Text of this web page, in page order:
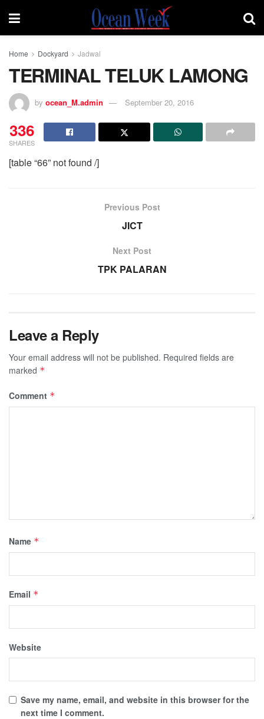
Home Dockyard Jadwal
TERMINAL TELUK LAMONG
by ocean_M.admin September 20, 2016
336
SHARES
[table “66” not found /]
Previous Post
JICT
Next Post
TPK PALARAN
Leave a Reply
Your email address will not be published. Required fields are
marked *
Comment *
Name *
Email *
Website
Save my name, email, and website in this browser for the
next time I comment.